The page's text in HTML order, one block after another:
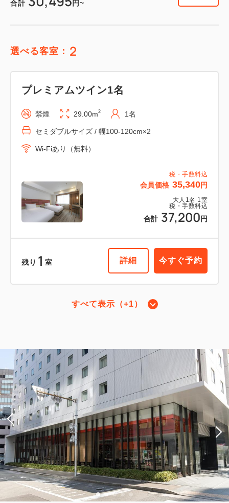
合計 円~
選べる客室： 2
税・手数料込
会員価格 35,340円
大人 1 名 1 室
税・手数料込
合計 37,200 円
プレミアムツイン1名
禁煙 29.00m2 1名
セミダブルサイズ / 幅100-120cm×2
Wi-Fiあり（無料）
残り 1 室 詳細 今すぐ予約
会員価格 30,495
大人1名1室
税・手数料込
合計 32,100 円
セミダブルサイズ / 幅100-120cm×2
Wi-Fiあり（無料）
残り3室 詳細 今すぐ予約
すべて表示（+1）